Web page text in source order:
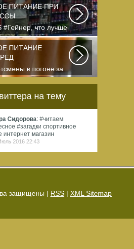
ПИТАНИЕ ПРИ
#Гейнер, что лучше
Очень часто
ПИТАНИЕ
в погоне за
результатами в
на тему
Сидорова: #читаем
#загадки спортивное
интернет магазин
2016 22:43
защищены | RSS | XML Sitemap